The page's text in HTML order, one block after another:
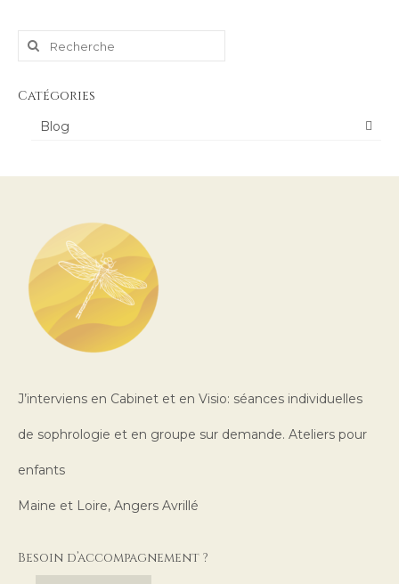
Rechercher
Catégories
Blog
J’interviens en Cabinet et en Visio: séances individuelles
de sophrologie et en groupe sur demande. Ateliers pour
enfants
Maine et Loire, Angers Avrillé
Besoin d’accompagnement ?